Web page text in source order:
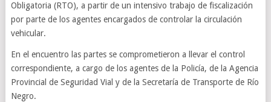
Obligatoria (RTO), a partir de un intensivo trabajo de fiscalización
por parte de los agentes encargados de controlar la circulación
vehicular.
En el encuentro las partes se comprometieron a llevar el control
correspondiente, a cargo de los agentes de la Policía, de la Agencia
Provincial de Seguridad Vial y de la Secretaría de Transporte de Río
Negro.